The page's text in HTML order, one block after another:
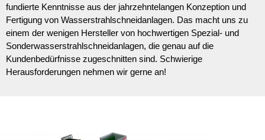
fundierte Kenntnisse aus der jahrzehntelangen Konzeption und
Fertigung von Wasserstrahlschneidanlagen. Das macht uns zu
einem der wenigen Hersteller von hochwertigen Spezial- und
Sonderwasserstrahlschneidanlagen, die genau auf die
Kundenbedürfnisse zugeschnitten sind. Schwierige
Herausforderungen nehmen wir gerne an!